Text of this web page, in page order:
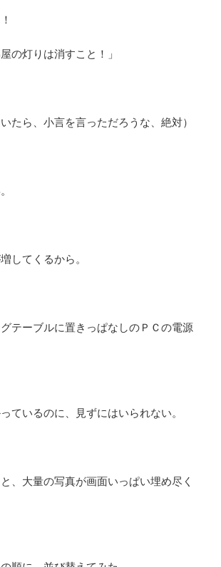
の灯りは消すこと！」
たら、小言を言っただろうな、絶対）
してくるから。
テーブルに置きっぱなしのＰＣの電源
ているのに、見ずにはいられない。
、大量の写真が画面いっぱい埋め尽く